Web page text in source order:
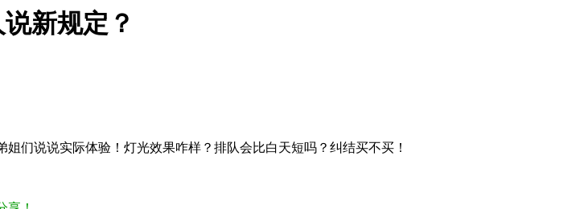
新规定？
们说说实际体验！灯光效果咋样？排队会比白天短吗？纠结买不买！